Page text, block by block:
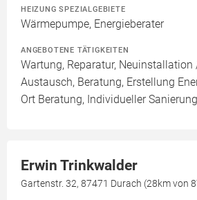
HEIZUNG SPEZIALGEBIETE
Wärmepumpe, Energieberater
ANGEBOTENE TÄTIGKEITEN
Wartung, Reparatur, Neuinstallation
Austausch, Beratung, Erstellung
Ort Beratung, Individueller
Erwin Trinkwalder
Gartenstr. 32, 87471 Durach (28km von